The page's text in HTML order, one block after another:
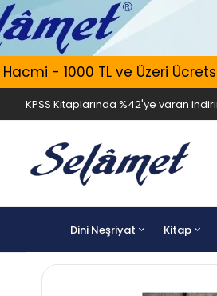
- 1000 TL ve Üzeri
KPSS Kitaplarında %42'ye varan
Dini Neşriyat Kitap